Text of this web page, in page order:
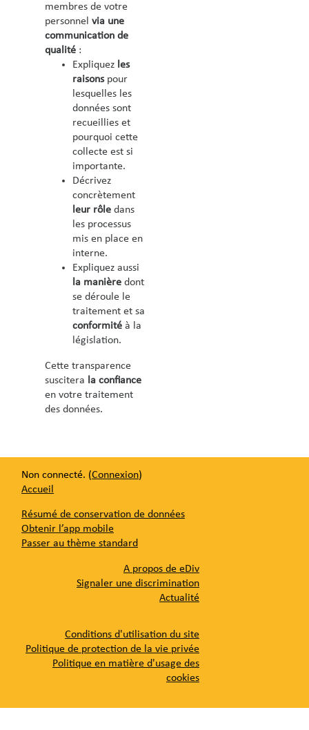
membres de votre
personnel via une
communication de
qualité :
Expliquez les
raisonspour
lesquelles les
données sont
recueillies et
pourquoi cette
collecte est si
importante.
Décrivez
concrètement
leur rôle dans
les processus
mis en place en
interne.
Expliquez aussi
la manière dont
se déroule le
traitement et sa
conformité à la
législation.
Cette transparence
suscitera la confiance
en votre traitement
des données.
Non connecté. (Connexion)
Accueil
Résumé de conservation de données
Obtenir l’app mobile
Passer au thème standard
A propos de eDiv
Signaler une discrimination
Actualité
Conditions d'utilisation du site
Politique de protection de la vie privée
Politique en matière d'usage des
cookies